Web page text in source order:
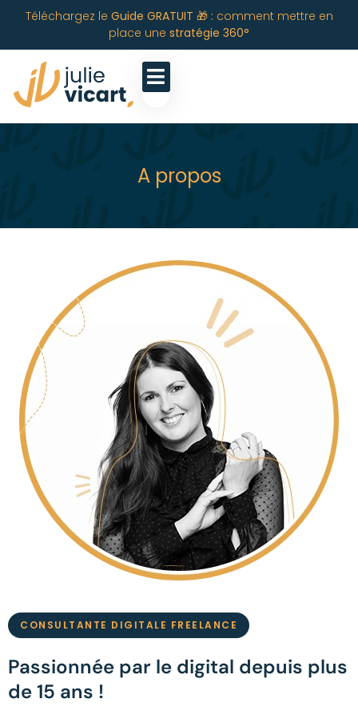
Téléchargez le Guide GRATUIT 🎁 : comment mettre en
place une stratégie 360°
A propos
CONSULTANTE DIGITALE FREELANCE
Passionnée par le digital depuis plus
de 15 ans !